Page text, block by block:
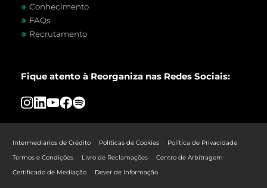
Conhecimento
FAQs
Recrutamento
Fique atento à Reorganiza nas Redes Sociais:
Intermediários de Crédito Políticas de Cookies
Política de Privacidade
Termos e Condições
Livro de Reclamações
Centro de Arbitragem
Certificado de Mediação
Dever de Informação